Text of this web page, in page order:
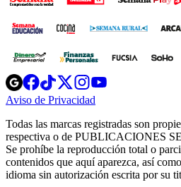
Opens
in
new
Opens
in
new
Opens
in
new
window
Opens
new
windowwindow
Aviso de Privacidad
new
window
Todas las marcas registradas son
respectiva o de PUBLICACIONES
Se prohíbe la reproducción total o
contenidos que aquí aparezca, así
idioma sin autorización escrita por su